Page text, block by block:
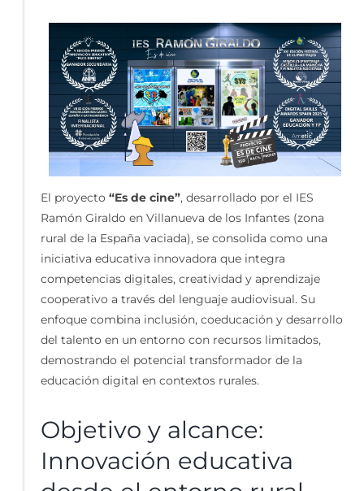
El proyecto “Es de cine”, desarrollado por el IES
Ramón Giraldo en Villanueva de los Infantes (zona
rural de la España vaciada), se consolida como una
iniciativa educativa innovadora que integra
competencias digitales, creatividad y aprendizaje
cooperativo a través del lenguaje audiovisual. Su
enfoque combina inclusión, coeducación y desarrollo
del talento en un entorno con recursos limitados,
demostrando el potencial transformador de la
educación digital en contextos rurales.
Objetivo y alcance:
Innovación educativa